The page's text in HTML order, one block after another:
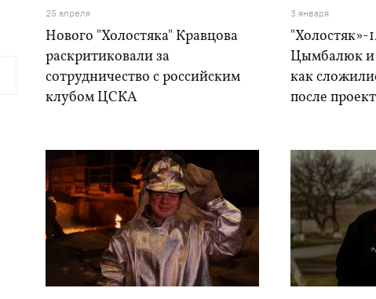
25 апреля
Нового "Холостяка" Кравцова
раскритиковали за
сотрудничество с российским
клубом ЦСКА
3 января
"Холостяк»-
Цымбалюк и
как
после